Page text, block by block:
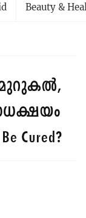
Beauty &
മുറുകൽ,
Cured?